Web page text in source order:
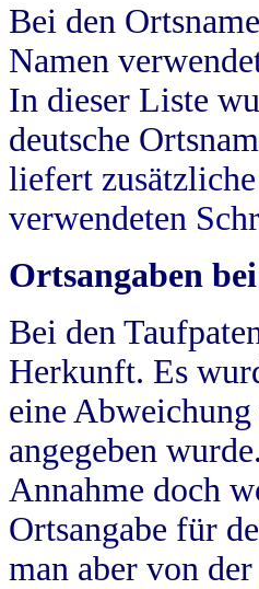
Bei den
Namen
In dieser Liste
deutsche
liefert
verwendeten
Ortsangaben
Bei den
Herkunft. Es
eine
angegeben
Annahme doch
Ortsangabe für
man aber von